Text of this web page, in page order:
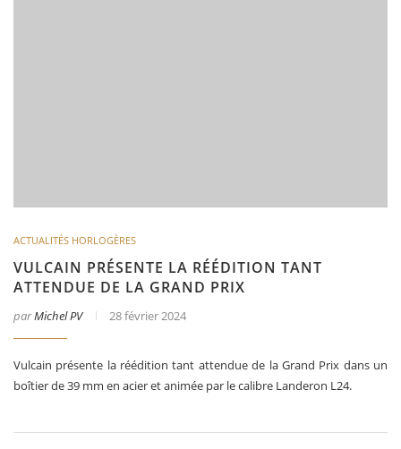
ACTUALITÉS HORLOGÈRES
VULCAIN PRÉSENTE LA RÉÉDITION TANT
ATTENDUE DE LA GRAND PRIX
parMichel PV 28 février 2024
Vulcain présente la réédition tant attendue de la Grand Prix dans un
boîtier de 39 mm en acier et animée par le calibre Landeron L24.